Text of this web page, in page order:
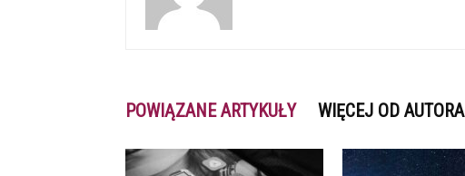
POWIĄZANE ARTYKUŁY WIĘCEJ OD AUTORA